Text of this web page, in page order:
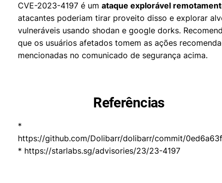
CVE-2023-4197 é um ataque explorável
atacantes poderiam tirar proveito disso e explorar
vulneráveis usando shodan e google dorks.
que os usuários afetados tomem as ações
mencionadas no comunicado de segurança acima.
Referências
*
https://github.com/Dolibarr/dolibarr/commit/
* https://starlabs.sg/advisories/23/23-4197